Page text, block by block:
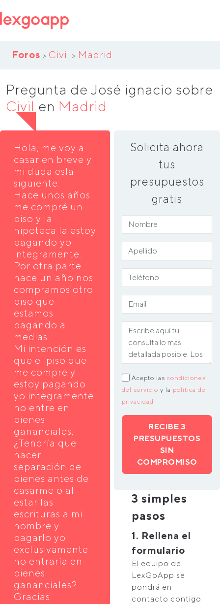
Foros > Civil > Madrid
Pregunta de José ignacio sobre
Civil en Madrid
Hola, me voy a
casar en breve y
mi duda esla
siguiente:
Hace unos años
me compré un
piso y la
hipoteca la estoy
pagando yo
integramente.
Por otra parte
hace un año nos
compramos otro
piso que
estamos
pagando a
medias.
Mi intención es
que el piso que
me compré y
estoy pagando
yo integramente
no entre en
bienes
gananciales,
¿Tendría que
hacer
separación de
bienes antes de
casarme o al
estar las
escrituras a mi
nombre y
pagarlo yo
exclusivamente
no entraría en
bienes
gananciales?
Gracias.
Solicita ahora
tus
presupuestos
gratis
Acepto las condiciones
del servicio y la política de
privacidad
RECIBE 3
PRESUPUESTOS
SIN
COMPROMISO
3 simples
pasos
1. Rellena el
formulario
El equipo de
LexGoApp se
pondrá en
contacto contigo